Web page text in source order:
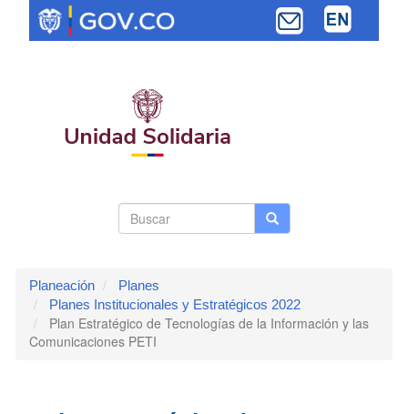
contenido
Buscar Buscar
Planeación
Planes
Planes Institucionales y Estratégicos 2022
Plan Estratégico de Tecnologías de la Información y las
Comunicaciones PETI